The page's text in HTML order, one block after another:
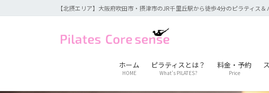
ン
ビ
【北摂エリア】大阪府吹田市・摂津市のJR千里丘駅から徒歩4分のピラティス
ホーム
HOME
ピラティスとは？
What’s PILATES?
料金・予約
Price